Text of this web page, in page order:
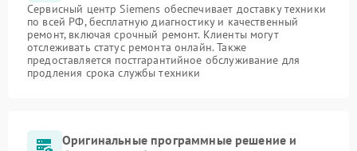
Сервисный центр Siemens обеспечивает доставку техники
по всей РФ, бесплатную диагностику и качественный
ремонт, включая срочный ремонт. Клиенты могут
отслеживать статус ремонта онлайн. Также
предоставляется постгарантийное обслуживание для
продления срока службы техники
Оригинальные программные решение и